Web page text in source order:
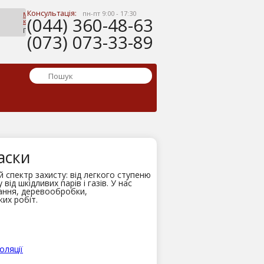
Консультація: пн-пт 9:00 - 17:30
(044) 360-48-63
(073) 073-33-89
Мій
кошик
Порожній
захисту: від легкого ступеню
шкідливих парів і газів. У нас
деревообробки,
робіт.